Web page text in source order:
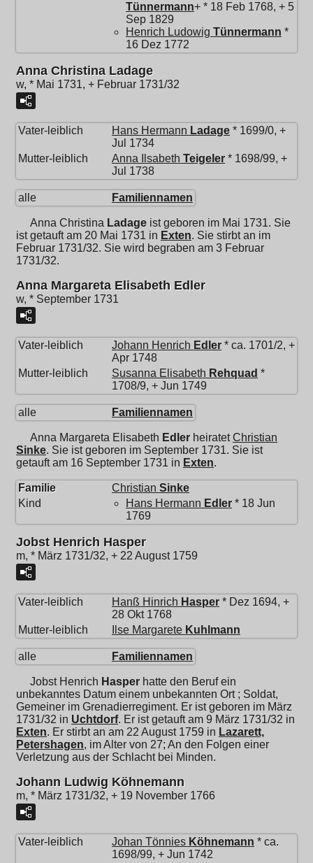
Tünnermann+ * 18 Feb 1768, + 5
Sep 1829
Henrich Ludowig Tünnermann *
16 Dez 1772
Anna Christina Ladage
w, * Mai 1731, + Februar 1731/32
Vater-leiblich Hans Hermann Ladage * 1699/0, +
Jul 1734
Mutter-leiblich
Anna Ilsabeth Teigeler * 1698/99, +
Jul 1738
alle Familiennamen
Anna Christina Ladage ist geboren im Mai 1731. Sie
ist getauft am 20 Mai 1731 in Exten. Sie stirbt an im
Februar 1731/32. Sie wird begraben am 3 Februar
1731/32.
Anna Margareta Elisabeth Edler
w, * September 1731
Vater-leiblich Johann Henrich Edler * ca. 1701/2, +
Apr 1748
Mutter-leiblich
Susanna Elisabeth Rehquad *
1708/9, + Jun 1749
alle Familiennamen
Anna Margareta Elisabeth Edler heiratetChristian
Sinke. Sie ist geboren im September 1731. Sie ist
getauft am 16 September 1731 in Exten.
Familie Christian Sinke
Kind
Hans Hermann Edler * 18 Jun
1769
Jobst Henrich Hasper
m, * März 1731/32, + 22 August 1759
Vater-leiblich Hanß Hinrich Hasper * Dez 1694, +
28 Okt 1768
Mutter-leiblich
Ilse Margarete Kuhlmann
alle Familiennamen
Jobst Henrich Hasper hatte den Beruf ein
unbekanntes Datum einem unbekannten Ort ; Soldat,
Gemeiner im Grenadierregiment. Er ist geboren im März
1731/32 in Uchtdorf. Er ist getauft am 9 März 1731/32 in
Exten. Er stirbt an am 22 August 1759 in Lazarett,
Petershagen, im Alter von 27; An den Folgen einer
Verletzung aus der Schlacht bei Minden.
Johann Ludwig Köhnemann
m, * März 1731/32, + 19 November 1766
Vater-leiblich Johan Tönnies Köhnemann * ca.
1698/99, + Jun 1742